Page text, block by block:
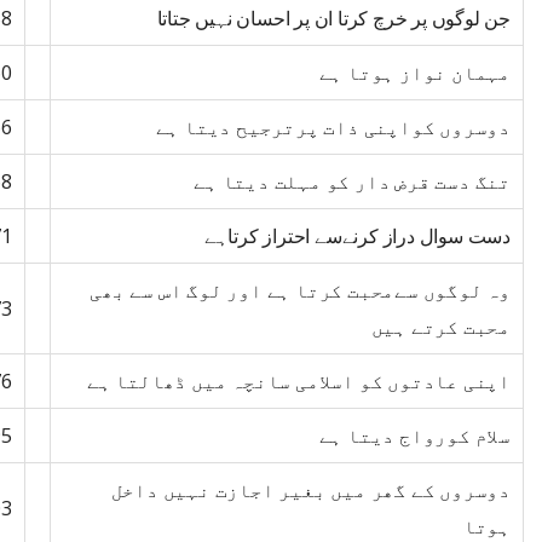
جن لوگوں پر خرچ کرتا ان پر احسان نہیں جتاتا
مہمان نواز ہوتا ہے
دوسروں کواپنی ذات پرترجیح دیتا ہے
تنگ دست قرض دار کو مہلت دیتا ہے
دست سوال دراز کرنےسے احتراز کرتاہے
وہ لوگوں سےمحبت کرتا ہے اور لوگ اس سے بھی
محبت کرتے ہیں
اپنی عادتوں کو اسلامی سانچہ میں ڈھالتا ہے
سلام کورواج دیتا ہے
دوسروں کے گھر میں بغیر اجازت نہیں داخل
ہوتا